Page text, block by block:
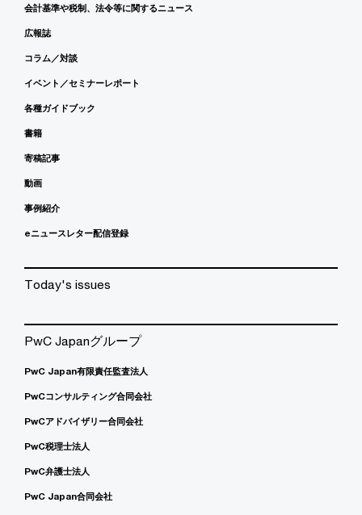
会計基準や税制、法令等に関するニュース
広報誌
コラム／対談
イベント／セミナーレポート
各種ガイドブック
書籍
寄稿記事
動画
事例紹介
eニュースレター配信登録
Today's issues
PwC Japanグループ
PwC Japan有限責任監査法人
PwCコンサルティング合同会社
PwCアドバイザリー合同会社
PwC税理士法人
PwC弁護士法人
PwC Japan合同会社